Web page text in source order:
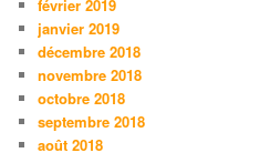
février 2019
janvier 2019
décembre 2018
novembre 2018
octobre 2018
septembre 2018
août 2018